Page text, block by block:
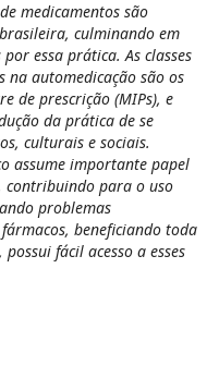
medicamentos são
culminando em
essa prática. As classes
na automedicação são os
de prescrição (MIPs), e
da prática de se
culturais e sociais.
assume importante papel
para o uso
problemas
beneficiando toda
fácil acesso a esses